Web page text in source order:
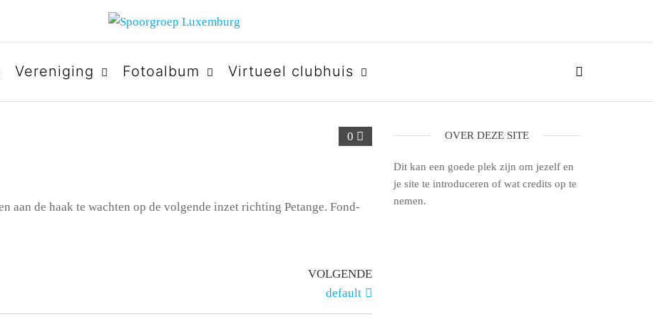
Vereniging Fotoalbum Virtueel clubhuis
0
aan de haak te wachten op de volgende inzet richting Petange. Fond-
VOLGENDE
default
OVER DEZE SITE
Dit kan een goede plek zijn om jezelf en
je site te introduceren of wat credits op te
nemen.